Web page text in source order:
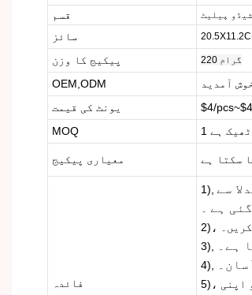
قسم پیلیٹ
سائز
پیکیج کا وزن 220 گرام
OEM,ODM
آمدید
یونٹ کی قیمت
$4/
MOQ
ٹھیک ہے
معیاری پیکیج سکتا ہے
فائدہ
1), سے
ہے
3),
ہے۔
4),
5)، ہم مصنوعات اور پیکیجنگ باکس پر آپ کے اپنے برانڈ کا لوگو اپنی